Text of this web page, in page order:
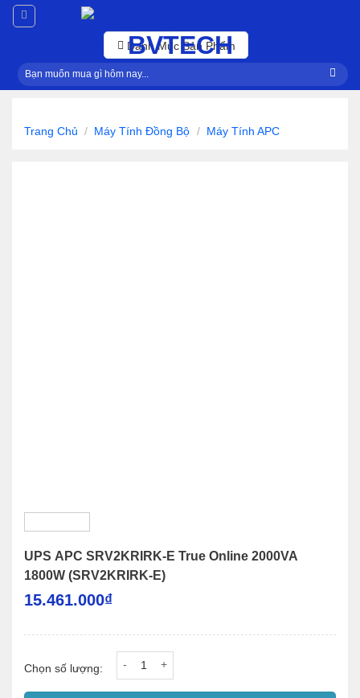
Skip
Danh Mục Sản Phẩm
Tìm
kiếm:
Trang Chủ / Máy Tính Đồng Bộ / Máy Tính APC
UPS APC SRV2KRIRK-E True Online 2000VA
1800W (SRV2KRIRK-E)
15.461.000₫
Chọn số lượng: